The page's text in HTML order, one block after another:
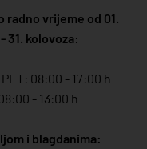
radno vrijeme od 01.
31. kolovoza:
PET: 08:00 - 17:00 h
- 13:00 h
i blagdanima: